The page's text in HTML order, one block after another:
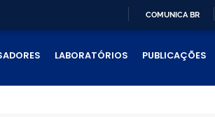
PARA
COMUNICA BR
LABORATÓRIOS PUBLICAÇÕES